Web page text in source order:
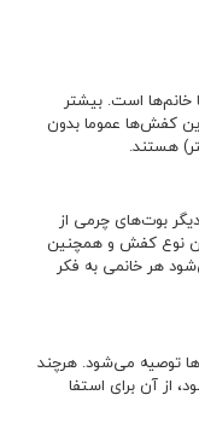
خانم‌ها است. بیشتر
کفش‌ها عموما بدون
بوت‌های چرمی از
نوع کفش و همچنین
هر خانمی به فکر
توصیه می‌شود. هرچند
از آن برای استفا